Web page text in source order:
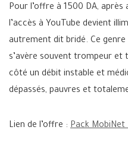
Pour l’offre à 1500 DA,
l’accès à YouTube devient
autrement dit bridé. Ce genre
s’avère souvent trompeur et
côté un débit instable et
dépassés, pauvres et
Lien de l’offre : Pack MobiNet